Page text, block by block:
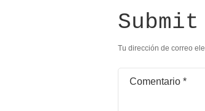
Submit
Tu dirección de correo